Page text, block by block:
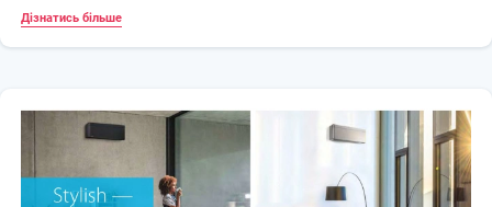
У цьому режимі знижується споживання енергії, що дозволяє
створення потоку повітря без охолодження або нагрівання.
• Високопродуктивний режим
Якщо в приміщенні занадто висока або надто низька
температура, її можна швидко знизити або підвищити,
увімкнувши "високопродуктивний режим". Після вимкнення цього
режиму блок повертається у заданий режим роботи.
Дізнатись більше